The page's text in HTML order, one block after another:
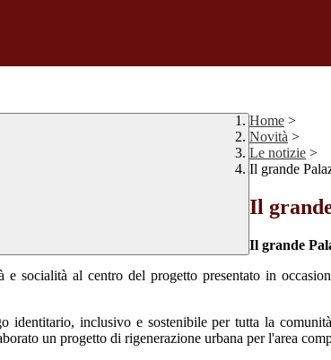
Home >
Novità >
Le notizie >
Il grande
Il
Il grande
socialità al centro del progetto presentato in
identitario, inclusivo e sostenibile per tutta la
un progetto di rigenerazione urbana per l'area